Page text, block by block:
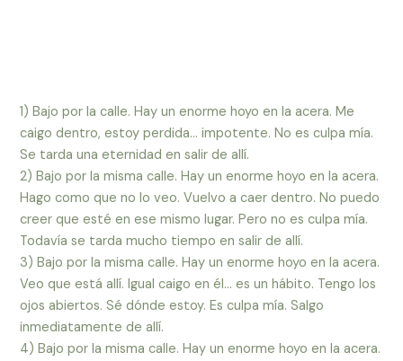
1) Bajo por la calle. Hay un enorme hoyo en la acera. Me
caigo dentro, estoy perdida… impotente. No es culpa mía.
Se tarda una eternidad en salir de allí.
2) Bajo por la misma calle. Hay un enorme hoyo en la acera.
Hago como que no lo veo. Vuelvo a caer dentro. No puedo
creer que esté en ese mismo lugar. Pero no es culpa mía.
Todavía se tarda mucho tiempo en salir de allí.
3) Bajo por la misma calle. Hay un enorme hoyo en la acera.
Veo que está allí. Igual caigo en él… es un hábito. Tengo los
ojos abiertos. Sé dónde estoy. Es culpa mía. Salgo
inmediatamente de allí.
4) Bajo por la misma calle. Hay un enorme hoyo en la acera.